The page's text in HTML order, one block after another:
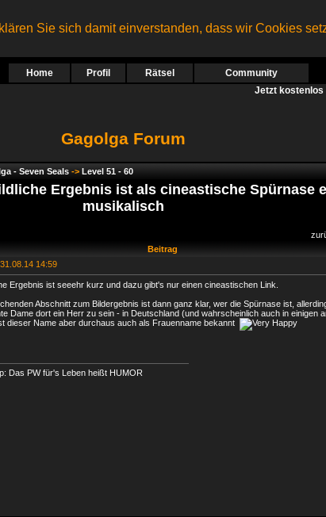
Sie sich damit einverstanden, dass wir Cookies
Home Profil Rätsel Community
Jetzt kostenlos
Gagolga Forum
- Seven Seals -> Level 51 - 60
Ergebnis ist als cineastische Spürnase
musikalisch
Beitrag
31.08.14 14:59
Ergebnis ist seeehr kurz und dazu gibt's nur einen cineastischen Link.
Abschnitt zum Bildergebnis ist dann ganz klar, wer die Spürnase ist,
Dame dort ein Herr zu sein - in Deutschland (und wahrscheinlich auch in einigen
dieser Name aber durchaus auch als Frauenname bekannt
Das PW für's Leben heißt HUMOR